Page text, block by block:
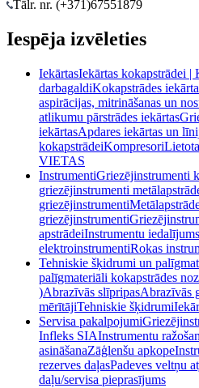
Tālr. nr. (+371)67551879
Iespēja izvēleties
IekārtasIekārtas kokapstrādei |
darbagaldiKokapstrādes
aspirācijas, mitrināšanas un
atlikumu pārstrādes iekārtas
iekārtasApdares iekārtas un
kokapstrādeiKompresori
VIETAS
InstrumentiGriezējinstrumenti
griezējinstrumenti
griezējinstrumenti
griezējinstrumenti
apstrādeiInstrumentu
elektroinstrumentiRokas
Tehniskie šķidrumi un
palīgmateriāli kokapstrādes
)Abrazīvās slīpripasAbrazīvās
mērītājiTehniskie šķidrumi
Servisa pakalpojumi
Infleks SIAInstrumentu
asināšanaZāģlenšu apkope
rezerves daļasPadeves veltņu
daļu/servisa pieprasījums